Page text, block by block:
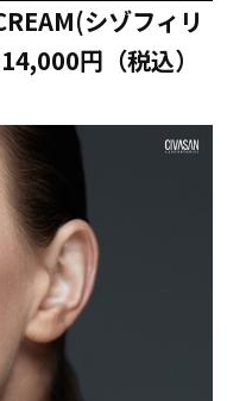
シゾフィリ
円（税込）